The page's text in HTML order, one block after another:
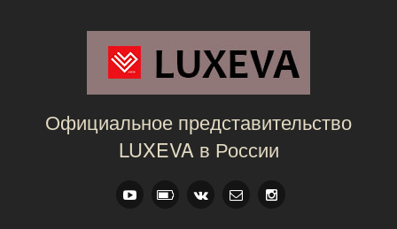
Официальное представительство
LUXEVA в России